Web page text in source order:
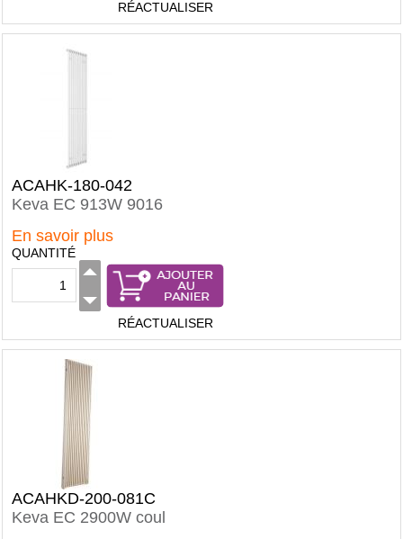
RÉACTUALISER
ACAHK-180-042
Keva EC 913W 9016
En savoir plus
QUANTITÉ
RÉACTUALISER
ACAHKD-200-081C
Keva EC 2900W coul